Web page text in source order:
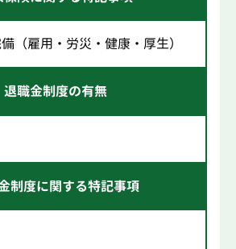
（雇用・労災・健康・厚生）
退職金制度の有無
制度に関する特記事項